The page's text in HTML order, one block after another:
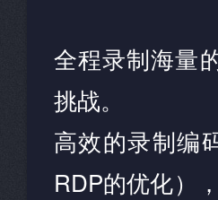
全程录制海量
挑战。
高效的录制编
RDP的优化）